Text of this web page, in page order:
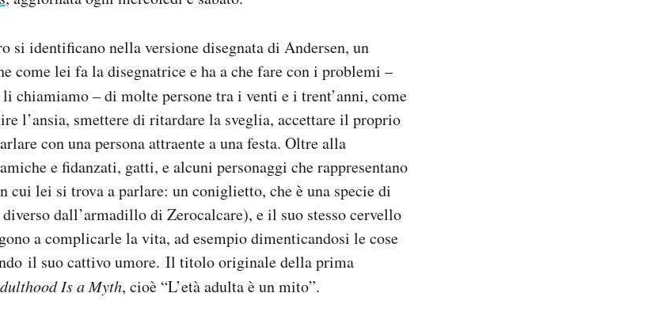
si identificano nella versione disegnata di Andersen, un
come lei fa la disegnatrice e ha a che fare con i problemi –
li chiamiamo – di molte persone tra i venti e i trent’anni, come
l’ansia, smettere di ritardare la sveglia, accettare il proprio
con una persona attraente a una festa. Oltre alla
e fidanzati, gatti, e alcuni personaggi che rappresentano
cui lei si trova a parlare: un coniglietto, che è una specie di
dall’armadillo di Zerocalcare), e il suo stesso cervello
a complicarle la vita, ad esempio dimenticandosi le cose
il suo cattivo umore. Il titolo originale della prima
Is a Myth, cioè “L’età adulta è un mito”.